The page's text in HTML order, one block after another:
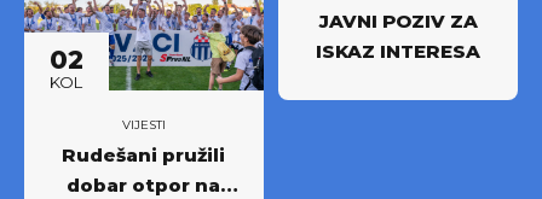
02
KOL
VIJESTI
Rudešani pružili
dobar otpor na
JAVNI POZIV ZA
ISKAZ INTERESA